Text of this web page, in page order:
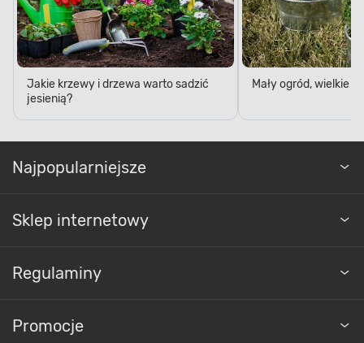
Jakie krzewy i drzewa warto sadzić
jesienią?
Mały ogród, wielkie
Najpopularniejsze
Sklep internetowy
Regulaminy
Promocje